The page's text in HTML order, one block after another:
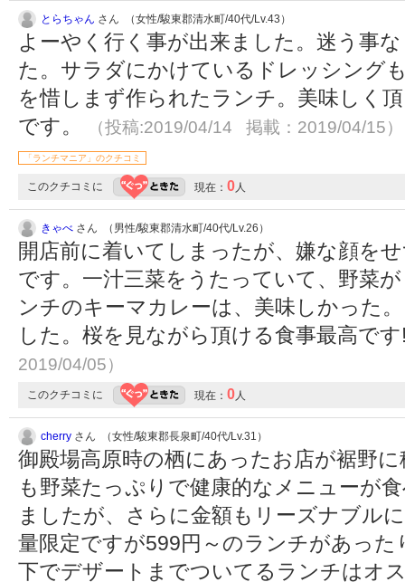
とらちゃん さん （女性/駿東郡清水町/40代/Lv.43）
よーやく行く事が出来ました。迷う事
た。サラダにかけているドレッシング
を惜しまず作られたランチ。美味しく
です。
（投稿:2019/04/14 掲載：2019/04/15）
「ランチマニア」のクチコミ
このクチコミに 現在： 0人
きゃべ さん （男性/駿東郡清水町/40代/Lv.26）
開店前に着いてしまったが、嫌な顔を
です。一汁三菜をうたっていて、野菜
ンチのキーマカレーは、美味しかった
した。桜を見ながら頂ける食事最高で
2019/04/05）
このクチコミに 現在： 0人
cherry さん （女性/駿東郡長泉町/40代/Lv.31）
御殿場高原時の栖にあったお店が裾野
も野菜たっぷりで健康的なメニューが
ましたが、さらに金額もリーズナブル
量限定ですが599円～のランチがあっ
下でデザートまでついてるランチはオ